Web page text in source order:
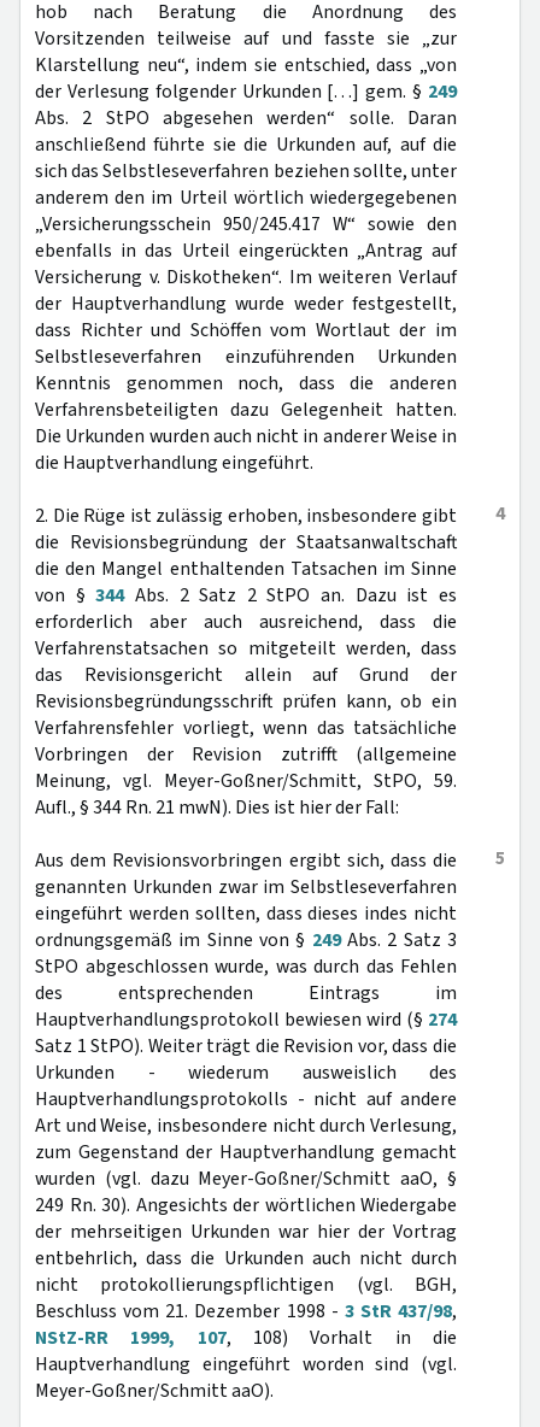
hob nach Beratung die Anordnung des
Vorsitzenden teilweise auf und fasste sie „zur
Klarstellung neu“, indem sie entschied, dass „von
der Verlesung folgender Urkunden […] gem. § 249
Abs. 2 StPO abgesehen werden“ solle. Daran
anschließend führte sie die Urkunden auf, auf die
sich das Selbstleseverfahren beziehen sollte, unter
anderem den im Urteil wörtlich wiedergegebenen
„Versicherungsschein 950/245.417 W“ sowie den
ebenfalls in das Urteil eingerückten „Antrag auf
Versicherung v. Diskotheken“. Im weiteren Verlauf
der Hauptverhandlung wurde weder festgestellt,
dass Richter und Schöffen vom Wortlaut der im
Selbstleseverfahren einzuführenden Urkunden
Kenntnis genommen noch, dass die anderen
Verfahrensbeteiligten dazu Gelegenheit hatten.
Die Urkunden wurden auch nicht in anderer Weise in
die Hauptverhandlung eingeführt.
4
2. Die Rüge ist zulässig erhoben, insbesondere gibt
die Revisionsbegründung der Staatsanwaltschaft
die den Mangel enthaltenden Tatsachen im Sinne
von §344Abs. 2 Satz 2 StPO an. Dazu ist es
erforderlich aber auch ausreichend, dass die
Verfahrenstatsachen so mitgeteilt werden, dass
das Revisionsgericht allein auf Grund der
Revisionsbegründungsschrift prüfen kann, ob ein
Verfahrensfehler vorliegt, wenn das tatsächliche
Vorbringen der Revision zutrifft (allgemeine
Meinung, vgl. Meyer-Goßner/Schmitt, StPO, 59.
Aufl., § 344 Rn. 21 mwN). Dies ist hier der Fall:
5
Aus dem Revisionsvorbringen ergibt sich, dass die
genannten Urkunden zwar im Selbstleseverfahren
eingeführt werden sollten, dass dieses indes nicht
ordnungsgemäß im Sinne von § 249Abs. 2 Satz 3
StPO abgeschlossen wurde, was durch das Fehlen
des entsprechenden Eintrags im
Hauptverhandlungsprotokoll bewiesen wird (§ 274
Satz 1 StPO). Weiter trägt die Revision vor, dass die
Urkunden - wiederum ausweislich des
Hauptverhandlungsprotokolls - nicht auf andere
Art und Weise, insbesondere nicht durch Verlesung,
zum Gegenstand der Hauptverhandlung gemacht
wurden (vgl. dazu Meyer-Goßner/Schmitt aaO, §
249 Rn. 30). Angesichts der wörtlichen Wiedergabe
der mehrseitigen Urkunden war hier der Vortrag
entbehrlich, dass die Urkunden auch nicht durch
nicht protokollierungspflichtigen (vgl. BGH,
Beschluss vom 21. Dezember 1998 - 3 StR 437/98,
NStZ-RR 1999, 107, 108) Vorhalt in die
Hauptverhandlung eingeführt worden sind (vgl.
Meyer-Goßner/Schmitt aaO).